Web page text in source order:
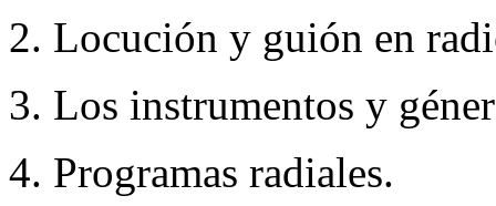
2. Locución y guión en
3. Los instrumentos y
4. Programas radiales.